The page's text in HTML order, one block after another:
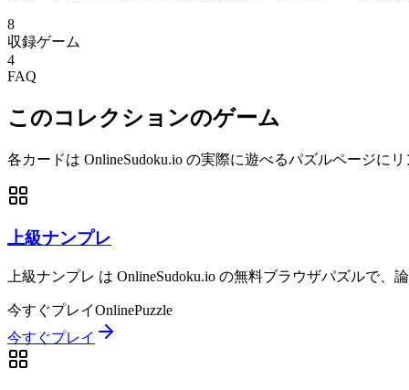
8
収録ゲーム
4
FAQ
このコレクションのゲーム
各カードは OnlineSudoku.io の実際に遊べるパズルページに
上級ナンプレ
上級ナンプレ は OnlineSudoku.io の無料ブラウザパズルで
今すぐプレイOnlinePuzzle
今すぐプレイ